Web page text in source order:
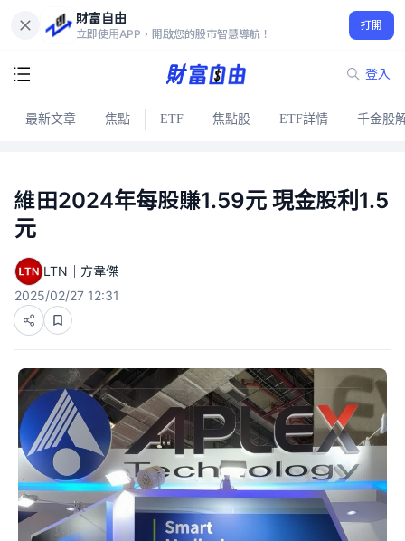
財富自由
立即使用APP，開啟您的股市智慧導航！
打開
登入
最新文章 焦點 ETF 焦點股 ETF詳情 千金股
維田2024年每股賺1.59元 現金股利1.5
元
LTN｜方韋傑
2025/02/27 12:31